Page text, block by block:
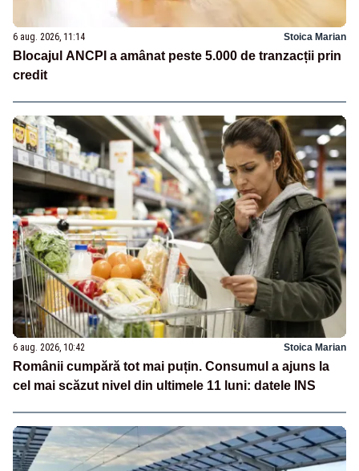
6 aug. 2026, 11:14 Stoica Marian
Blocajul ANCPI a amânat peste 5.000 de tranzacții prin
credit
6 aug. 2026, 10:42 Stoica Marian
Românii cumpără tot mai puțin. Consumul a ajuns la
cel mai scăzut nivel din ultimele 11 luni: datele INS